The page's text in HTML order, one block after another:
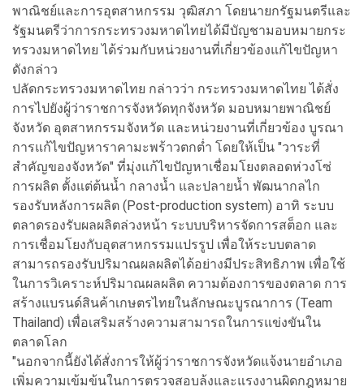
พาณิชย์และการอุตสาหกรรม วุฒิสภา โดยนายกรัฐมนตรีและ
รัฐมนตรีว่าการกระทรวงมหาดไทยได้มีบัญชามอบหมายกระ
ทรวงมหาดไทย ได้ร่วมกับหน่วยงานที่เกี่ยวข้องแก้ไขปัญหา
ดังกล่าว
ปลัดกระทรวงมหาดไทย กล่าวว่า กระทรวงมหาดไทย ได้สั่ง
การไปยังผู้ว่าราชการจังหวัดทุกจังหวัด มอบหมายพาณิชย์
จังหวัด อุตสาหกรรมจังหวัด และหน่วยงานที่เกี่ยวข้อง บูรณา
การแก้ไขปัญหาราคามะพร้าวตกต่ำ โดยให้เป็น "วาระที่
สำคัญของจังหวัด" ที่มุ่งแก้ไขปัญหาเชื่อมโยงตลอดห่วงโซ่
การผลิต ตั้งแต่ต้นน้ำ กลางน้ำ และปลายน้ำ พัฒนากลไก
รองรับหลังการผลิต (Post-production system) อาทิ ระบบ
ตลาดรองรับผลผลิตล่วงหน้า ระบบบริหารจัดการสต็อก และ
การเชื่อมโยงกับอุตสาหกรรมแปรรูป เพื่อให้ระบบตลาด
สามารถรองรับปริมาณผลผลิตได้อย่างมีประสิทธิภาพ เพื่อใช้
ในการวิเคราะห์ปริมาณผลผลิต ความต้องการของตลาด การ
สร้างแบรนด์สินค้าเกษตรไทยในลักษณะบูรณาการ (Team
Thailand) เพื่อเสริมสร้างความสามารถในการแข่งขันใน
ตลาดโลก
"นอกจากนี้ยังได้สั่งการให้ผู้ว่าราชการจังหวัดแจ้งนายอำเภอ
เพิ่มความเข้มข้นในการตรวจสอบล้งและแรงงานผิดกฎหมาย